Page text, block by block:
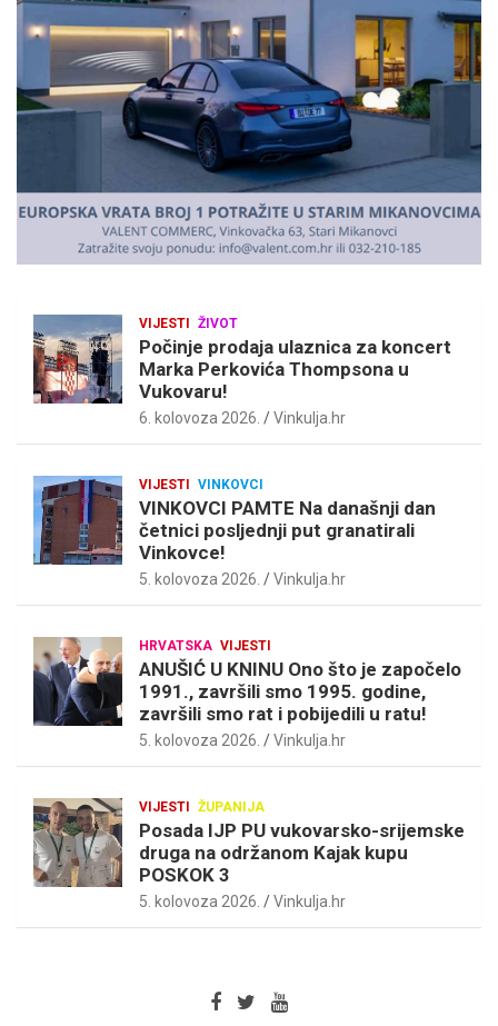
e
e
:
VIJESTI ŽIVOT
Počinje prodaja ulaznica za koncert
Marka Perkovića Thompsona u
Vukovaru!
6. kolovoza 2026. Vinkulja.hr
VIJESTI VINKOVCI
VINKOVCI PAMTE Na današnji dan
četnici posljednji put granatirali
Vinkovce!
5. kolovoza 2026. Vinkulja.hr
HRVATSKA VIJESTI
ANUŠIĆ U KNINU Ono što je započelo
1991., završili smo 1995. godine,
završili smo rat i pobijedili u ratu!
5. kolovoza 2026. Vinkulja.hr
VIJESTI ŽUPANIJA
Posada IJP PU vukovarsko-srijemske
druga na održanom Kajak kupu
POSKOK 3
5. kolovoza 2026. Vinkulja.hr